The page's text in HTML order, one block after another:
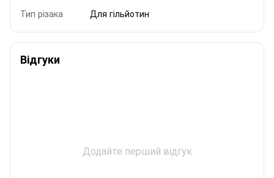
Тип різака Для гільйотин
Відгуки
Додайте перший відгук